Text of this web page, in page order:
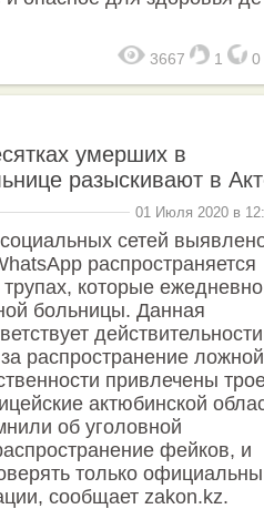
3667 1 0
умерших в
разыскивают в
01 Июля 2020 в
сетей
распространяется
которые ежедневно
больницы. Данная
распространение ложной
привлечены
актюбинской
об уголовной
фейков, и
только
сообщает zakon.kz.